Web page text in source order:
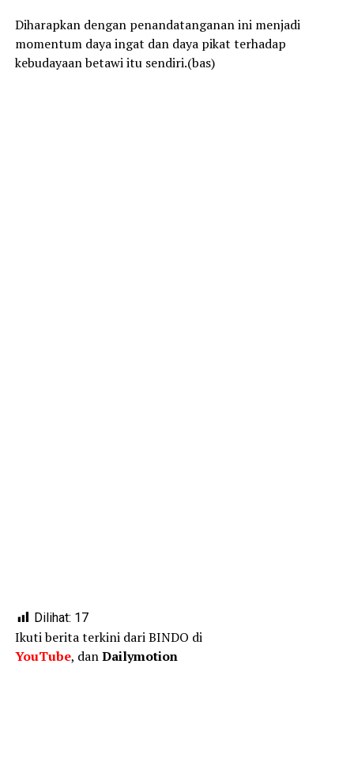
Diharapkan dengan penandatanganan ini menjadi
momentum daya ingat dan daya pikat terhadap
kebudayaan betawi itu sendiri.(bas)
Dilihat: 17
Ikuti berita terkini dari BINDO di
YouTube, danDailymotion